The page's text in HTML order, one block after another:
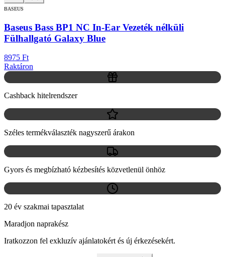
BASEUS
Baseus Bass BP1 NC In-Ear Vezeték nélküli
Fülhallgató Galaxy Blue
8975 Ft
Raktáron
Cashback hitelrendszer
Széles termékválaszték nagyszerű árakon
Gyors és megbízható kézbesítés közvetlenül önhöz
20 év szakmai tapasztalat
Maradjon naprakész
Iratkozzon fel exkluzív ajánlatokért és új érkezésekért.